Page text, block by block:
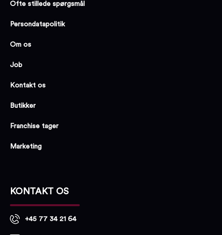
Ofte stillede spørgsmål
Persondatapolitik
Om os
Job
Kontakt os
Butikker
Franchise tager
Marketing
KONTAKT OS
+45 77 34 21 64